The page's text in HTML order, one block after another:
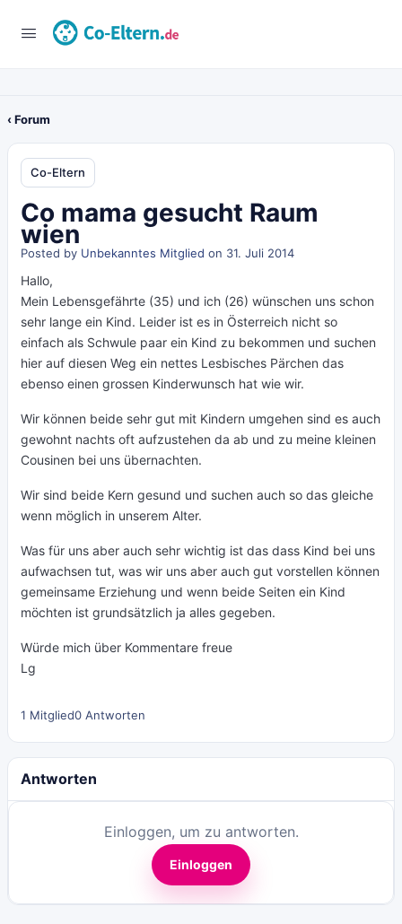
‹ Forum
Co-Eltern
Co mama gesucht Raum
wien
Posted by Unbekanntes Mitglied on 31. Juli 2014
Hallo,
Mein Lebensgefährte (35) und ich (26) wünschen uns schon
sehr lange ein Kind. Leider ist es in Österreich nicht so
einfach als Schwule paar ein Kind zu bekommen und suchen
hier auf diesen Weg ein nettes Lesbisches Pärchen das
ebenso einen grossen Kinderwunsch hat wie wir.
Wir können beide sehr gut mit Kindern umgehen sind es auch
gewohnt nachts oft aufzustehen da ab und zu meine kleinen
Cousinen bei uns übernachten.
Wir sind beide Kern gesund und suchen auch so das gleiche
wenn möglich in unserem Alter.
Was für uns aber auch sehr wichtig ist das dass Kind bei uns
aufwachsen tut, was wir uns aber auch gut vorstellen können
gemeinsame Erziehung und wenn beide Seiten ein Kind
möchten ist grundsätzlich ja alles gegeben.
Würde mich über Kommentare freue
Lg
1 Mitglied0 Antworten
Antworten
Einloggen, um zu antworten.
Einloggen